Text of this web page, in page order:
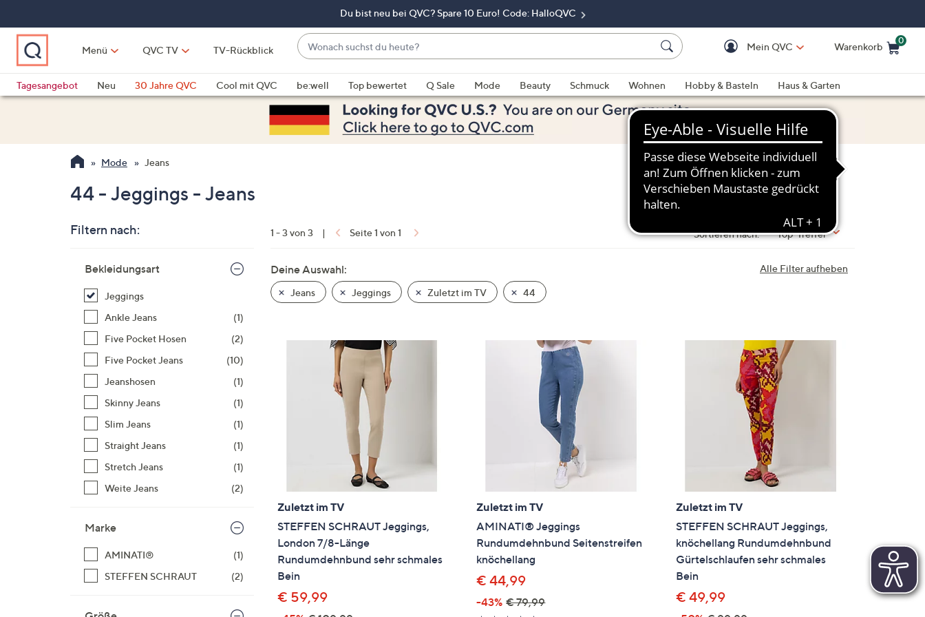
springen
Du bist neu bei QVC? Spare 10 Euro! Code: HalloQVC
Menü QVC TV TV-Rückblick
Wonach
suchst
du
heute?
Vorschläge
verfügbar
sind,
verwenden
und
unten
oder
wischen
Touch-
anzuzeigen.
Mein QVC Warenkorb
0
Tagesangebot
Neu 30 Jahre QVC Cool mit QVC be:well Top bewertet Q Sale Mode Beauty Schmuck Wohnen Hobby & Basteln
Haus & Garten
Mode Jeans
44 - Jeggings - Jeans
Filtern nach:
Produktliste
Bekleidungsart
Jeggings
Ankle Jeans
(1)
Five Pocket Hosen
(2)
Five Pocket Jeans
(10)
Jeanshosen
(1)
Skinny Jeans
(1)
Slim Jeans
(1)
Straight Jeans
(1)
Stretch Jeans
(1)
Weite Jeans
(2)
Marke
AMINATI®
(1)
STEFFEN SCHRAUT
(2)
1 - 3 von 3 | Seite 1 von 1 Sortieren nach: Top-Treffer
Alle Filter aufheben
Deine Auswahl:
Jeans Jeggings Zuletzt im TV 44
Zuletzt im TV
STEFFEN SCHRAUT Jeggings,
London 7/8-Länge
Rundumdehnbund sehr schmales
Bein
€ 59,99
Zuletzt im TV
AMINATI® Jeggings
Rundumdehnbund Seitenstreifen
knöchellang
€ 44,99
-43% € 79,99
Zuletzt im TV
STEFFEN SCHRAUT Jeggings,
knöchellang Rundumdehnbund
Gürtelschlaufen sehr schmales
Bein
€ 49,99